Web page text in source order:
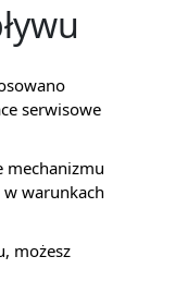
serwisowe
mechanizmu
warunkach
możesz